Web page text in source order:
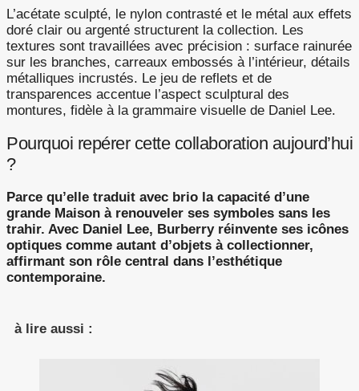
L’acétate sculpté, le nylon contrasté et le métal aux effets
doré clair ou argenté structurent la collection. Les
textures sont travaillées avec précision : surface rainurée
sur les branches, carreaux embossés à l’intérieur, détails
métalliques incrustés. Le jeu de reflets et de
transparences accentue l’aspect sculptural des
montures, fidèle à la grammaire visuelle de Daniel Lee.
Pourquoi repérer cette collaboration aujourd’hui
?
Parce qu’elle traduit avec brio la capacité d’une
grande Maison à renouveler ses symboles sans les
trahir. Avec Daniel Lee, Burberry réinvente ses icônes
optiques comme autant d’objets à collectionner,
affirmant son rôle central dans l’esthétique
contemporaine.
à lire aussi :